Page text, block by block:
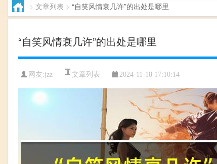
> 文章列表 > “自笑风情衰几许”的出处是哪里
“自笑风情衰几许”的出处是哪里
网友:jzz 文章列表 2024-11-18 17:10:14